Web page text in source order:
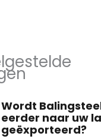
Wordt
eerder naar uw
geëxporteerd?